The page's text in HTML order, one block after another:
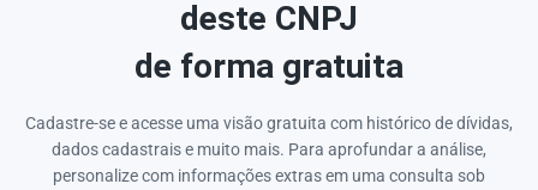
deste CNPJ
de forma gratuita
Cadastre-se e acesse uma visão gratuita com histórico de dívidas,
dados cadastrais e muito mais. Para aprofundar a análise,
personalize com informações extras em uma consulta sob